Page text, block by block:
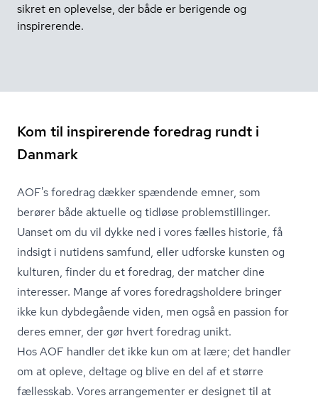
sikret en oplevelse, der både er berigende og
inspirerende.
Kom til inspirerende foredrag rundt i
Danmark
AOF's foredrag dækker spændende emner, som
berører både aktuelle og tidløse pro­blem­stil­lin­ger.
Uanset om du vil dykke ned i vores fælles historie, få
indsigt i nutidens samfund, eller udforske kunsten og
kulturen, finder du et foredrag, der matcher dine
interesser. Mange af vores fored­rags­hol­de­re bringer
ikke kun dybdegående viden, men også en passion for
deres emner, der gør hvert foredrag unikt.
Hos AOF handler det ikke kun om at lære; det handler
om at opleve, deltage og blive en del af et større
fællesskab. Vores arrangementer er designet til at